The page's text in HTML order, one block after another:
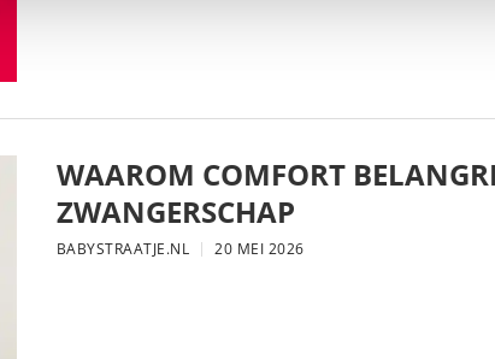
WAAROM COMFORT
ZWANGERSCHAP
BABYSTRAATJE.NL 20 MEI 2026